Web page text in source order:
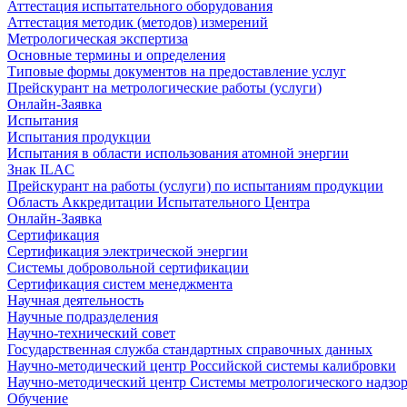
Аттестация испытательного оборудования
Аттестация методик (методов) измерений
Метрологическая экспертиза
Основные термины и определения
Типовые формы документов на предоставление услуг
Прейскурант на метрологические работы (услуги)
Онлайн-Заявка
Испытания
Испытания продукции
Испытания в области использования атомной энергии
Знак ILAC
Прейскурант на работы (услуги) по испытаниям продукции
Область Аккредитации Испытательного Центра
Онлайн-Заявка
Сертификация
Сертификация электрической энергии
Системы добровольной сертификации
Сертификация систем менеджмента
Научная деятельность
Научные подразделения
Научно-технический совет
Государственная служба стандартных справочных данных
Научно-методический центр Российской системы калибровки
Научно-методический центр Системы метрологического
Обучение